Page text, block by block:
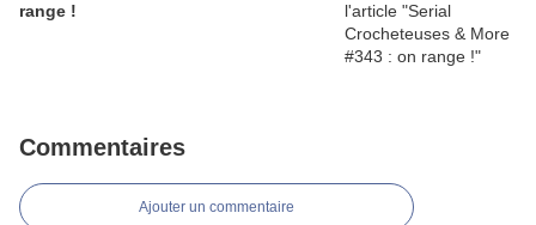
range !
Commentaires
Ajouter un commentaire